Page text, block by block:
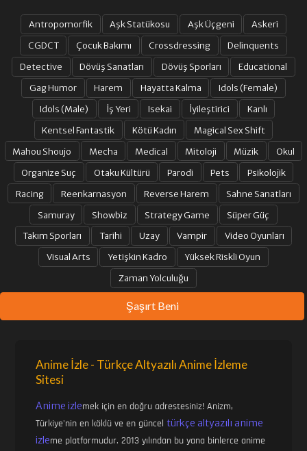
Antropomorfik Aşk Statükosu Aşk Üçgeni
Askeri
CGDCT
Çocuk Bakımı Crossdressing
Delinquents
Detective
Dövüş Sanatları Dövüş Sporları
Educational
Gag Humor
Harem Hayatta Kalma
Idols (Female)
Idols (Male)
İş Yeri Isekai İyileştirici
Kanlı
Kentsel Fantastik
Kötü Kadın
Magical Sex Shift
Mahou Shoujo
Mecha Medical Mitoloji Müzik
Okul
Organize Suç
Otaku Kültürü Parodi Pets
Psikolojik
Racing
Reenkarnasyon Reverse Harem
Sahne Sanatları
Samuray
Showbiz Strategy Game
Süper Güç
Takım Sporları
Tarihi Uzay Vampir
Video Oyunları
Visual Arts
Yetişkin Kadro
Yüksek Riskli Oyun
Zaman Yolculuğu
Şaşırt Beni
Anime İzle - Türkçe Altyazılı Anime İzleme
Sitesi
Anime izlemek için en doğru adrestesiniz! Anizm,
Türkiye'nin en köklü ve en günceltürkçe altyazılı anime
izleme platformudur. 2013 yılından bu yana binlerce anime